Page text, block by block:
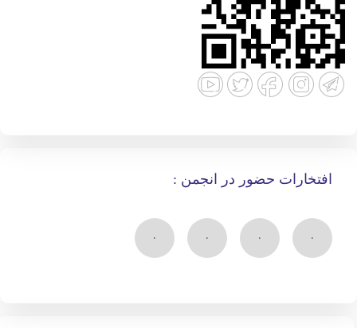
افتخارات حضور در انجمن :